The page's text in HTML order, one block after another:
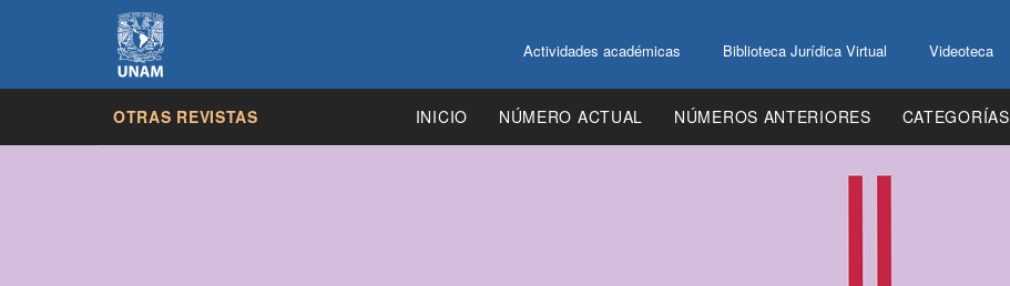
Actividades académicas Biblioteca Jurídica Virtual Videoteca
OTRAS REVISTAS INICIO NÚMERO ACTUAL NÚMEROS ANTERIORES CATEGORÍAS